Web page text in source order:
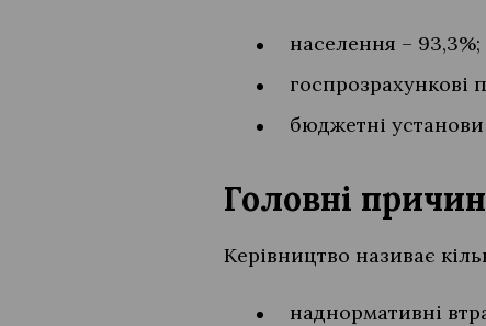
населення – 93,3%;
госпрозрахункові
бюджетні установи
Головні
Керівництво називає
наднормативні